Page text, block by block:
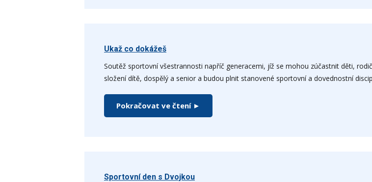
Ukaž co dokážeš
Soutěž sportovní všestrannosti napříč generacemi, jíž se mohou zúčastnit děti,
složení dítě, dospělý a senior a budou plnit stanovené sportovní a dovednostní
Pokračovat ve čtení ►
Sportovní den s Dvojkou